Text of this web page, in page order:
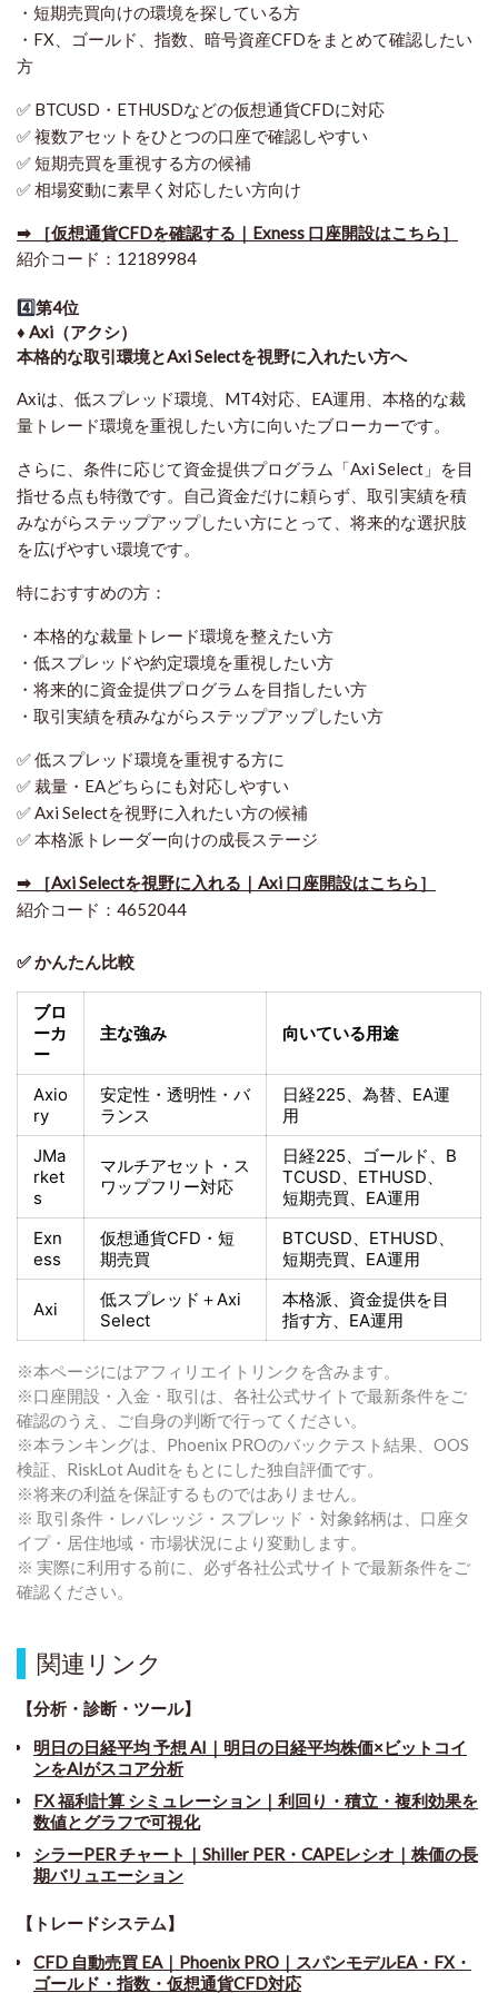
・短期売買向けの環境を探している方
・FX、ゴールド、指数、暗号資産CFDをまとめて確認したい
方
✅ BTCUSD・ETHUSDなどの仮想通貨CFDに対応
✅ 複数アセットをひとつの口座で確認しやすい
✅ 短期売買を重視する方の候補
✅ 相場変動に素早く対応したい方向け
➡ ［仮想通貨CFDを確認する｜Exness 口座開設はこちら］
紹介コード：12189984
4️⃣第4位
♦️ Axi（アクシ）
本格的な取引環境とAxi Selectを視野に入れたい方へ
Axiは、低スプレッド環境、MT4対応、EA運用、本格的な裁
量トレード環境を重視したい方に向いたブローカーです。
さらに、条件に応じて資金提供プログラム「Axi Select」を目
指せる点も特徴です。自己資金だけに頼らず、取引実績を積
みながらステップアップしたい方にとって、将来的な選択肢
を広げやすい環境です。
特におすすめの方：
・本格的な裁量トレード環境を整えたい方
・低スプレッドや約定環境を重視したい方
・将来的に資金提供プログラムを目指したい方
・取引実績を積みながらステップアップしたい方
✅ 低スプレッド環境を重視する方に
✅ 裁量・EAどちらにも対応しやすい
✅ Axi Selectを視野に入れたい方の候補
✅ 本格派トレーダー向けの成長ステージ
➡ ［Axi Selectを視野に入れる｜Axi 口座開設はこちら］
紹介コード：4652044
✅ かんたん比較
ブロ
ーカ
ー
主な強み 向いている用途
Axio
ry
安定性・透明性・バ
ランス
日経225、為替、EA運
用
JMa
rket
s
マルチアセット・ス
ワップフリー対応
日経225、ゴールド、 B
TCUSD、ETHUSD、
短期売買、EA運用
Exn
ess
仮想通貨CFD・短
期売買
BTCUSD、ETHUSD、
短期売買、EA運用
Axi 低スプレッド＋Axi
Select
本格派、資金提供を目
指す方、EA運用
※本ページにはアフィリエイトリンクを含みます。
※口座開設・入金・取引は、各社公式サイトで最新条件をご
確認のうえ、ご自身の判断で行ってください。
※本ランキングは、Phoenix PROのバックテスト結果、OOS
検証、RiskLot Auditをもとにした独自評価です。
※将来の利益を保証するものではありません。
※ 取引条件・レバレッジ・スプレッド・対象銘柄は、口座タ
イプ・居住地域・市場状況により変動します。
※ 実際に利用する前に、必ず各社公式サイトで最新条件をご
確認ください。
関連リンク
【分析・診断・ツール】
明日の日経平均 予想 AI｜明日の日経平均株価×ビットコイ
ンをAIがスコア分析
FX 福利計算 シミュレーション｜利回り・積立・複利効果を
数値とグラフで可視化
シラーPER チャート ｜ Shiller PER・CAPEレシオ｜株価の長
期バリュエーション
【トレードシステム】
CFD 自動売買 EA｜Phoenix PRO｜スパンモデルEA・FX・
ゴールド・指数・仮想通貨CFD対応